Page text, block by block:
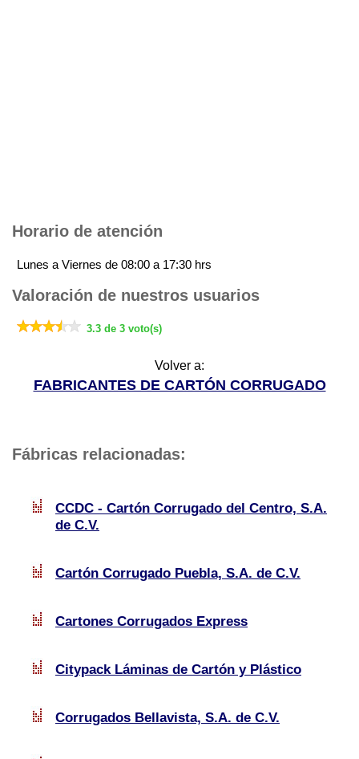
Horario de atención
Lunes a Viernes de 08:00 a 17:30 hrs
Valoración de nuestros usuarios
3.3 de 3 voto(s)
Volver a:
FABRICANTES DE CARTÓN CORRUGADO
Fábricas relacionadas:
CCDC - Cartón Corrugado del Centro, S.A.
de C.V.
Cartón Corrugado Puebla, S.A. de C.V.
Cartones Corrugados Express
Citypack Láminas de Cartón y Plástico
Corrugados Bellavista, S.A. de C.V.